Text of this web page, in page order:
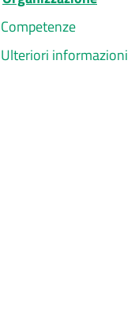
Competenze
Ulteriori informazioni